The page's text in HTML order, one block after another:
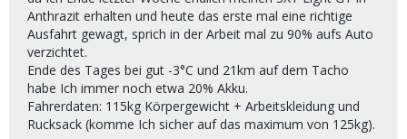
Anthrazit erhalten und heute das erste mal eine richtige
Ausfahrt gewagt, sprich in der Arbeit mal zu 90% aufs Auto
verzichtet.
Ende des Tages bei gut -3°C und 21km auf dem Tacho
habe Ich immer noch etwa 20% Akku.
Fahrerdaten: 115kg Körpergewicht + Arbeitskleidung und
Rucksack (komme Ich sicher auf das maximum von 125kg).